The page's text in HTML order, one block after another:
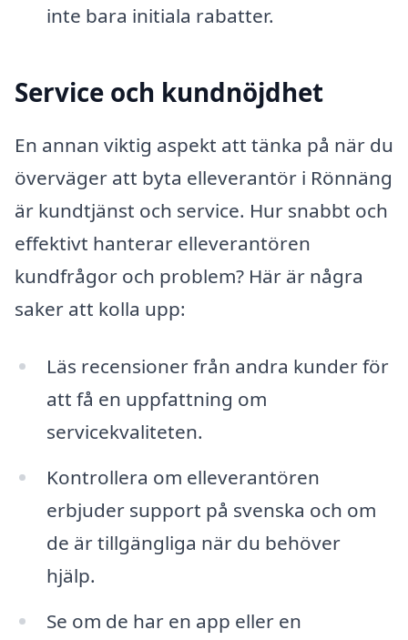
inte bara initiala rabatter.
Service och kundnöjdhet
En annan viktig aspekt att tänka på när du
överväger att byta elleverantör i Rönnäng
är kundtjänst och service. Hur snabbt och
effektivt hanterar elleverantören
kundfrågor och problem? Här är några
saker att kolla upp:
Läs recensioner från andra kunder för
att få en uppfattning om
servicekvaliteten.
Kontrollera om elleverantören
erbjuder support på svenska och om
de är tillgängliga när du behöver
hjälp.
Se om de har en app eller en